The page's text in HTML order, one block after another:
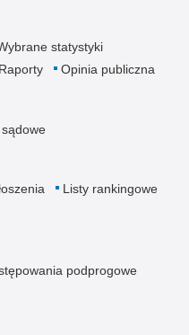
statystyki
Raporty Opinia publiczna
Listy rankingowe
podprogowe